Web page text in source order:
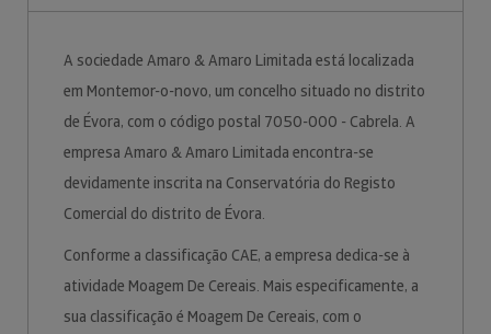
A sociedade Amaro & Amaro Limitada está localizada
em Montemor-o-novo, um concelho situado no distrito
de Évora, com o código postal 7050-000 - Cabrela. A
empresa Amaro & Amaro Limitada encontra-se
devidamente inscrita na Conservatória do Registo
Comercial do distrito de Évora.
Conforme a classificação CAE, a empresa dedica-se à
atividade Moagem De Cereais. Mais especificamente, a
sua classificação é Moagem De Cereais, com o